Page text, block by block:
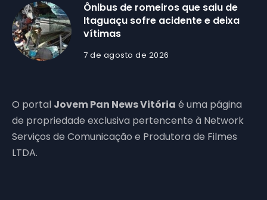
Ônibus de romeiros que saiu de
Itaguaçu sofre acidente e deixa
vítimas
7 de agosto de 2026
O portal Jovem Pan News Vitória é uma página
de propriedade exclusiva pertencente à Network
Serviços de Comunicação e Produtora de Filmes
LTDA.